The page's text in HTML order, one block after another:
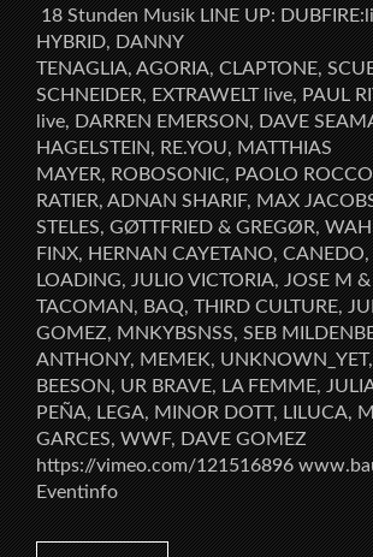
18 Stunden Musik LINE UP:
HYBRID, DANNY
TENAGLIA, AGORIA, CLAPTONE,
SCHNEIDER, EXTRAWELT live, PAUL
live, DARREN EMERSON, DAVE
HAGELSTEIN, RE.YOU, MATTHIAS
MAYER, ROBOSONIC, PAOLO
RATIER, ADNAN SHARIF, MAX
STELES, GØTTFRIED & GREGØR,
FINX, HERNAN CAYETANO,
LOADING, JULIO VICTORIA, JOSE M &
TACOMAN, BAQ, THIRD CULTURE,
GOMEZ, MNKYBSNSS, SEB
ANTHONY, MEMEK,
BEESON, UR BRAVE, LA FEMME,
PEÑA, LEGA, MINOR DOTT, LILUCA,
GARCES, WWF, DAVE GOMEZ
https://vimeo.com/121516896
Eventinfo